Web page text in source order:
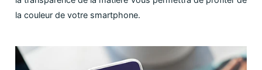
la couleur de votre smartphone.